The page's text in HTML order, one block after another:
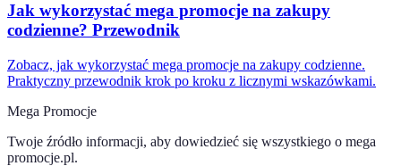
Jak wykorzystać mega promocje na zakupy
codzienne? Przewodnik
Zobacz, jak wykorzystać mega promocje na zakupy codzienne.
Praktyczny przewodnik krok po kroku z licznymi wskazówkami.
Mega Promocje
Twoje źródło informacji, aby dowiedzieć się wszystkiego o mega
promocje.pl.